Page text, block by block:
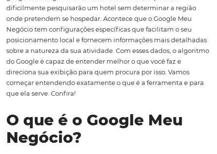
de uma boapresença online para o setor. Por isso,
ao comportamento dos hóspedes para encontrar um
estabelecimento. Ao se tratar de posicionamento
nem todos costumam notar é o quanto a segmentação
geográfica é significativa nesse caso. Afinal, as pessoas
dificilmente pesquisarão um hotel sem determinar a
onde pretendem se hospedar. Acontece que o Google
Negócio tem configurações específicas que facilitam o
sobre a natureza da sua atividade. Com esses dados, o
do Google é capaz de entender melhor o que você faz e
direciona sua exibição para quem procura por isso.